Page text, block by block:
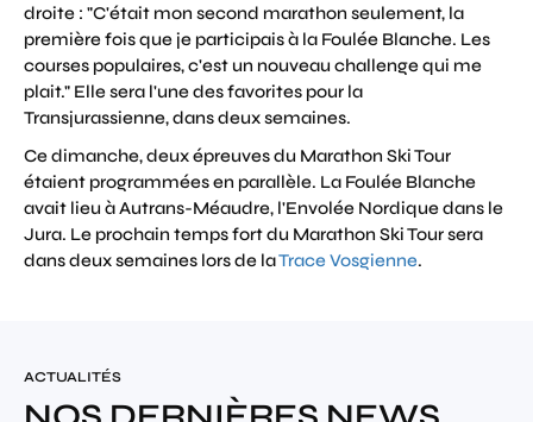
droite : "C'était mon second marathon seulement, la
première fois que je participais à la Foulée Blanche. Les
courses populaires, c'est un nouveau challenge qui me
plait." Elle sera l'une des favorites pour la
Transjurassienne, dans deux semaines.
Ce dimanche, deux épreuves du Marathon Ski Tour
étaient programmées en parallèle. La Foulée Blanche
avait lieu à Autrans-Méaudre, l'Envolée Nordique dans le
Jura. Le prochain temps fort du Marathon Ski Tour sera
dans deux semaines lors de laTrace Vosgienne.
ACTUALITÉS